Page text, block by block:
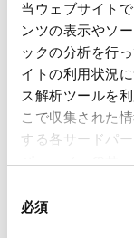
当ウェブサイト
ンツの表示やソ
ックの分析を行
イトの利用状況
ス解析ツールを
こで収集された
する各サードパ
ことがあります。
必須
向―法制審議会
載されました。
Contents
Ⅰ. 第8回会議の
1. 議事の概要
2. 部会資料の
Ⅱ. 第7回会議の